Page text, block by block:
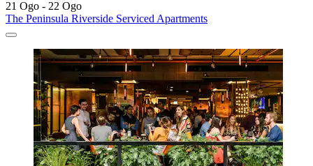
21 Ogo - 22 Ogo
The Peninsula Riverside Serviced Apartments